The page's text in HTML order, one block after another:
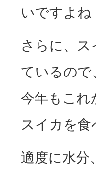
いですよね
さらに、
ているので
今年もこれ
スイカを
適度に水分